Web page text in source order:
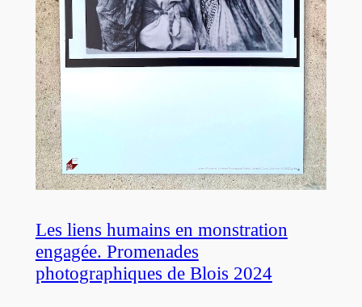
Les liens humains en monstration
engagée. Promenades
photographiques de Blois 2024